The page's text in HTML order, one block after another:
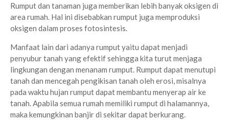
Rumput dan tanaman juga memberikan lebih banyak oksigen di
area rumah. Hal ini disebabkan rumput juga memproduksi
oksigen dalam proses fotosintesis.
Manfaat lain dari adanya rumput yaitu dapat menjadi
penyubur tanah yang efektif sehingga kita turut menjaga
lingkungan dengan menanam rumput. Rumput dapat menutupi
tanah dan mencegah pengikisan tanah oleh erosi, misalnya
pada waktu hujan rumput dapat membantu menyerap air ke
tanah. Apabila semua rumah memiliki rumput di halamannya,
maka kemungkinan banjir di sekitar dapat berkurang.